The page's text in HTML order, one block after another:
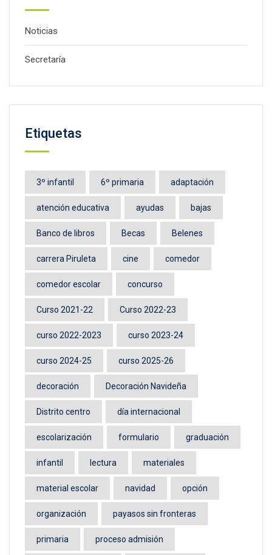
Noticias
Secretaría
Etiquetas
3º infantil 6º primaria adaptación
atención educativa ayudas bajas
Banco de libros Becas Belenes
carrera Piruleta cine comedor
comedor escolar concurso
Curso 2021-22 Curso 2022-23
curso 2022-2023 curso 2023-24
curso 2024-25 curso 2025-26
decoración Decoración Navideña
Distrito centro día internacional
escolarización formulario graduación
infantil lectura materiales
material escolar navidad opción
organización payasos sin fronteras
primaria proceso admisión